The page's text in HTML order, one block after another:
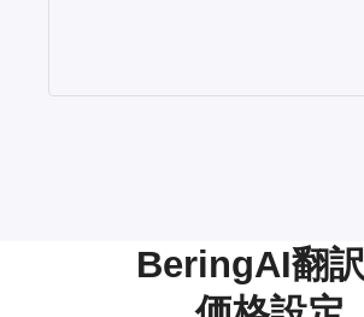
BeringAI翻